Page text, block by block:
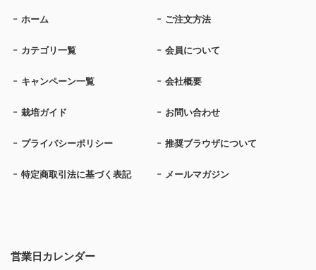
営業日カレンダー
ホーム ご注文方法
カテゴリ一覧 会員について
キャンペーン一覧 会社概要
栽培ガイド お問い合わせ
プライバシーポリシー 推奨ブラウザについて
特定商取引法に基づく表記 メールマガジン